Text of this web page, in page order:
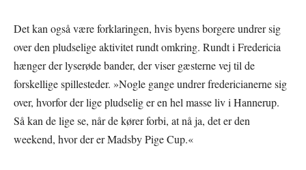
Det kan også være forklaringen, hvis byens borgere undrer sig
over den pludselige aktivitet rundt omkring. Rundt i Fredericia
hænger der lyserøde bander, der viser gæsterne vej til de
forskellige spillesteder. »Nogle gange undrer fredericianerne sig
over, hvorfor der lige pludselig er en hel masse liv i Hannerup.
Så kan de lige se, når de kører forbi, at nå ja, det er den
weekend, hvor der er Madsby Pige Cup.«